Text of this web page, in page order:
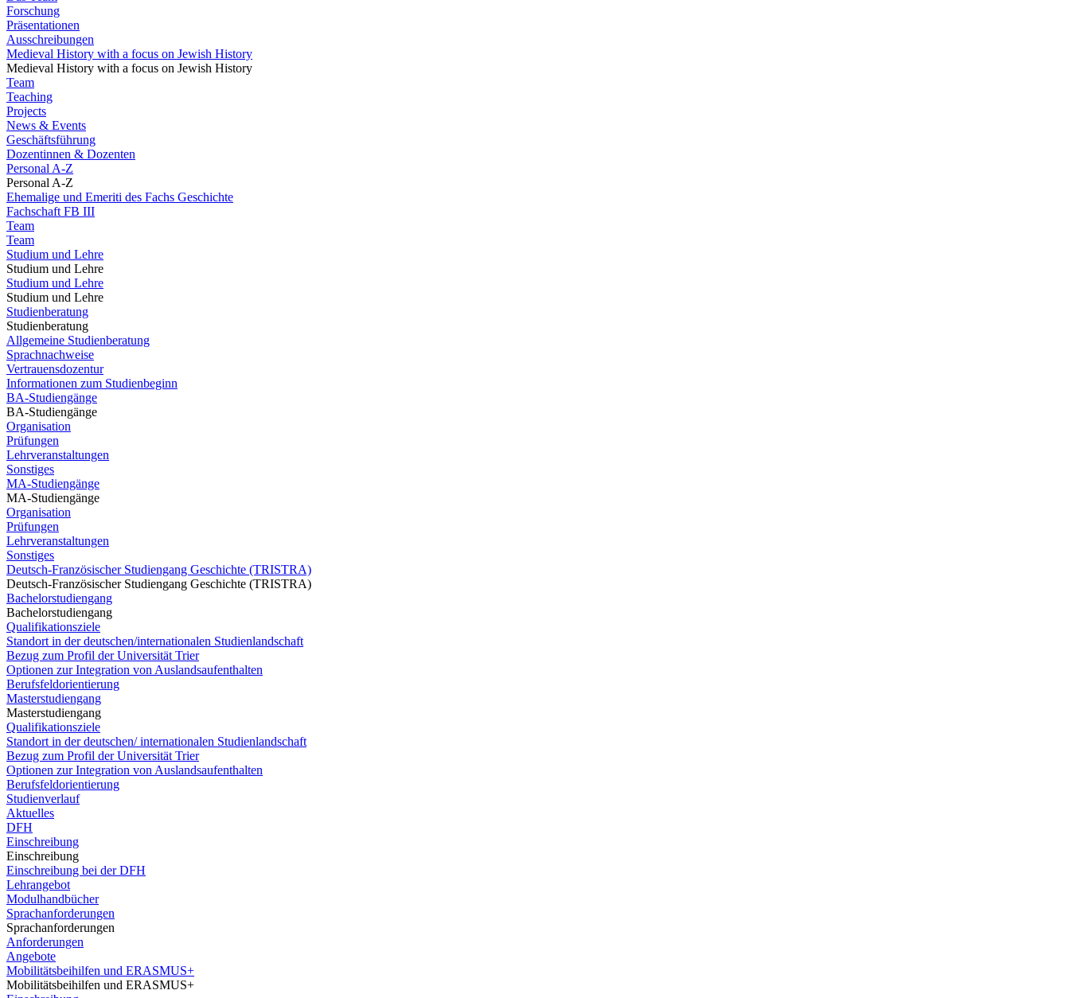
Forschung
Präsentationen
Ausschreibungen
Medieval History with a focus on Jewish History
Medieval History with a focus on Jewish History
Team
Teaching
Projects
News & Events
Geschäftsführung
Dozentinnen & Dozenten
Personal A-Z
Personal A-Z
Ehemalige und Emeriti des Fachs Geschichte
Fachschaft FB III
Team
Team
Studium und Lehre
Studium und Lehre
Studium und Lehre
Studium und Lehre
Studienberatung
Studienberatung
Allgemeine Studienberatung
Sprachnachweise
Vertrauensdozentur
Informationen zum Studienbeginn
BA-Studiengänge
BA-Studiengänge
Organisation
Prüfungen
Lehrveranstaltungen
Sonstiges
MA-Studiengänge
MA-Studiengänge
Organisation
Prüfungen
Lehrveranstaltungen
Sonstiges
Deutsch-Französischer Studiengang Geschichte (TRISTRA)
Deutsch-Französischer Studiengang Geschichte (TRISTRA)
Bachelorstudiengang
Bachelorstudiengang
Qualifikationsziele
Standort in der deutschen/internationalen Studienlandschaft
Bezug zum Profil der Universität Trier
Optionen zur Integration von Auslandsaufenthalten
Berufsfeldorientierung
Masterstudiengang
Masterstudiengang
Qualifikationsziele
Standort in der deutschen/ internationalen Studienlandschaft
Bezug zum Profil der Universität Trier
Optionen zur Integration von Auslandsaufenthalten
Berufsfeldorientierung
Studienverlauf
Aktuelles
DFH
Einschreibung
Einschreibung
Einschreibung bei der DFH
Lehrangebot
Modulhandbücher
Sprachanforderungen
Sprachanforderungen
Anforderungen
Angebote
Mobilitätsbeihilfen und ERASMUS+
Mobilitätsbeihilfen und ERASMUS+